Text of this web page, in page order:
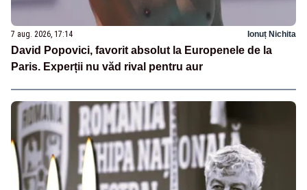
7 aug. 2026, 17:14 Ionuț Nichita
David Popovici, favorit absolut la Europenele de la
Paris. Experții nu văd rival pentru aur